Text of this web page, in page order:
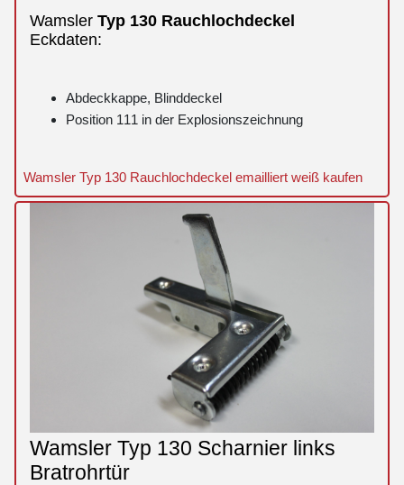
Wamsler Typ 130 Rauchlochdeckel
Eckdaten:
Abdeckkappe, Blinddeckel
Position 111 in der Explosionszeichnung
Wamsler Typ 130 Rauchlochdeckel emailliert weiß kaufen
Wamsler Typ 130 Scharnier links
Bratrohrtür